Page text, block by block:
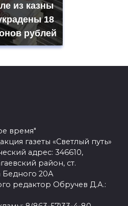
из казны
18
рублей
время"
газеты «Светлый путь»
адрес: 346610,
район, ст.
Бедного 20А
редактор Обручев Д.А.: